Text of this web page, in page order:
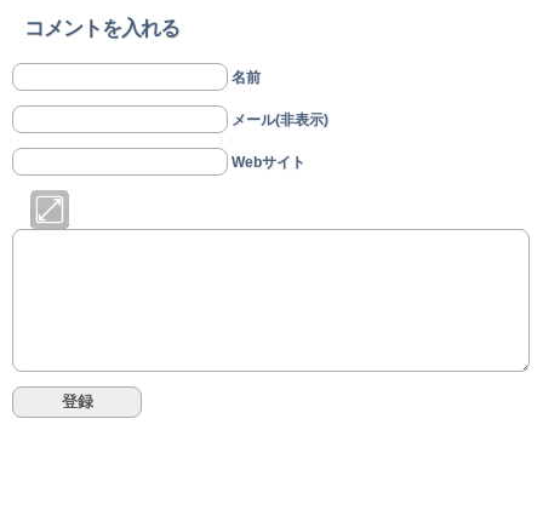
コメントを入れる
名前
メール(非表示)
Webサイト